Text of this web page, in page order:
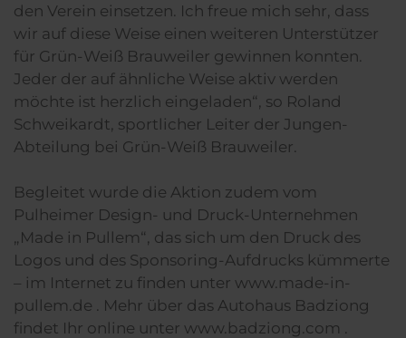
den Verein einsetzen. Ich freue mich sehr, dass
wir auf diese Weise einen weiteren Unterstützer
für Grün-Weiß Brauweiler gewinnen konnten.
Jeder der auf ähnliche Weise aktiv werden
möchte ist herzlich eingeladen“, so Roland
Schweikardt, sportlicher Leiter der Jungen-
Abteilung bei Grün-Weiß Brauweiler.
Begleitet wurde die Aktion zudem vom
Pulheimer Design- und Druck-Unternehmen
„Made in Pullem“, das sich um den Druck des
Logos und des Sponsoring-Aufdrucks kümmerte
– im Internet zu finden unter www.made-in-
pullem.de . Mehr über das Autohaus Badziong
findet Ihr online unter www.badziong.com .